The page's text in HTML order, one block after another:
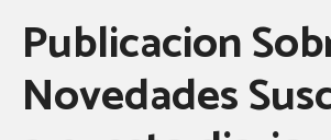
Publicacion
Novedades